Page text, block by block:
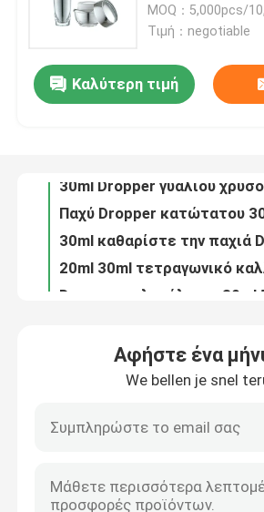
Σχετικά με εμάς
Ποιοτικός έλεγχος
επαφή
Καλλυντικό χωρίς αέρα
Καλλυντικό βάζο κρέμας
λοσιόν 30ml
MOQ：5,000pcs/
Τιμή：negotiable
Καλύτερη τιμή
Αφήστε ένα
We bellen je snel